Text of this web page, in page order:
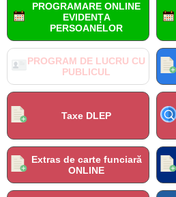
PROGRAM DE LUCRU CU
PUBLICUL
PROGRAMARE ONLINE
EVIDENȚA
PERSOANELOR
Taxe DLEP
Extras de carte funciară
ONLINE